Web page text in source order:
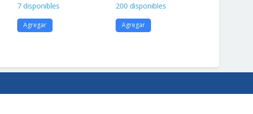
7 disponibles
Agregar
200 disponibles
Agregar